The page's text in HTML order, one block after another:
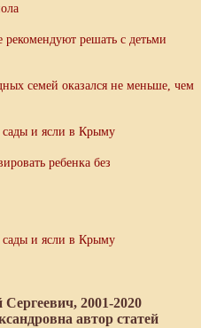
рекомендуют решать с детьми
семей оказался не меньше, чем
и ясли в Крыму
ребенка без
и ясли в Крыму
2001-2020
автор статей